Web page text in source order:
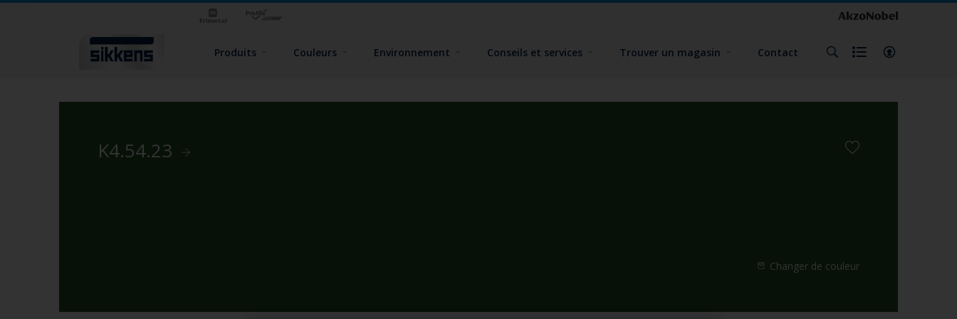
Produits Couleurs Environnement Conseils et services Trouver un magasin Contact
K4.54.23
Changer de couleur